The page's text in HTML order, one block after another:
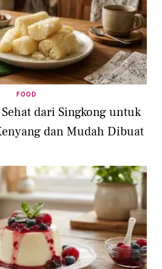
FOOD
Sehat dari Singkong untuk
dan Mudah Dibuat